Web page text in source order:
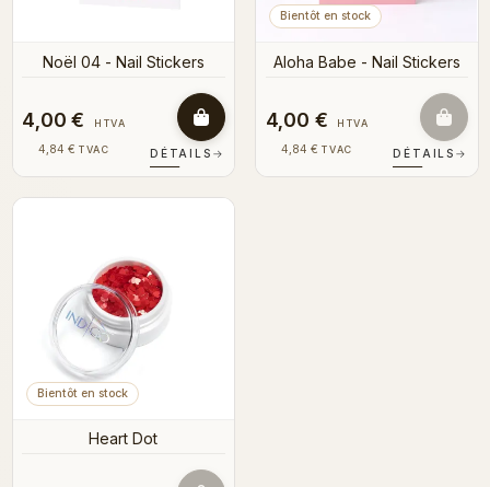
Noël 04 - Nail Stickers
4,00 € HTVA
4,84 € TVAC DÉTAILS →
Bientôt en stock
Aloha Babe - Nail Stickers
4,00 € HTVA
4,84 € TVAC DÉTAILS →
Bientôt en stock
Heart Dot